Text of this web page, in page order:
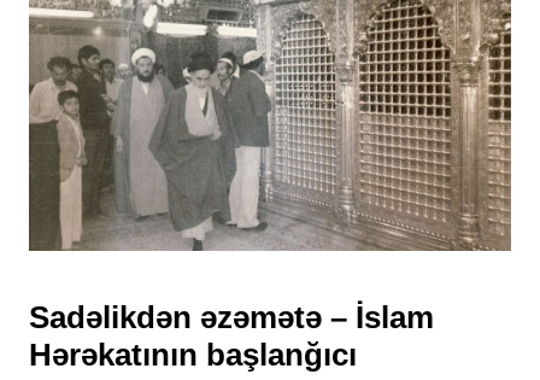
Sadəlikdən əzəmətə – İslam
Hərəkatının başlanğıcı